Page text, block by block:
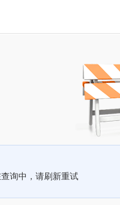
询中，请刷新重试